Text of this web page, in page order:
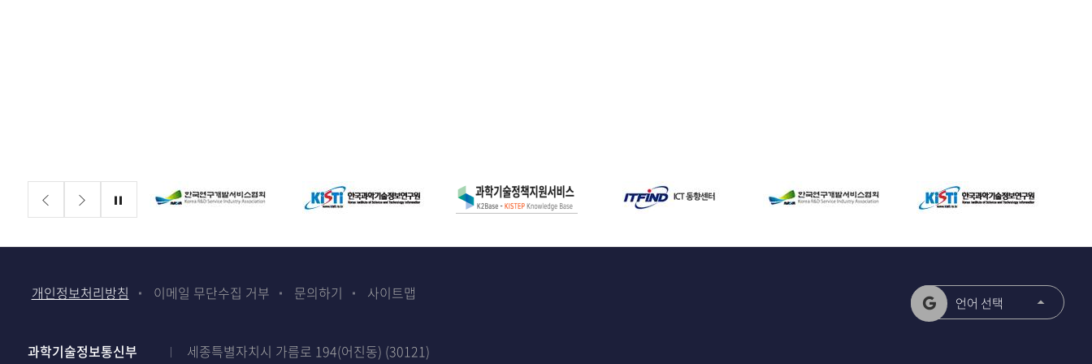
배너존
개인정보처리방침 이메일 무단수집 거부 문의하기 사이트맵
언어 선택
과학기술정보통신부
세종특별자치시 가름로 194(어진동) (30121)